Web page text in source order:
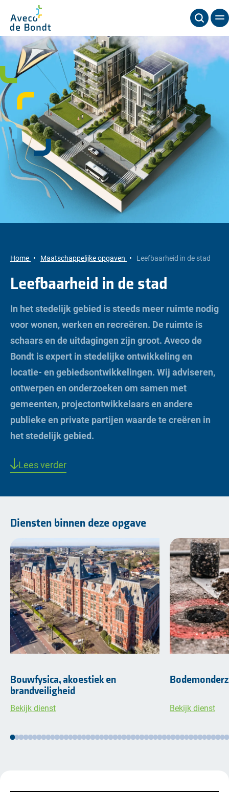
Home Maatschappelijke opgaven Leefbaarheid in de stad
Leefbaarheid in de stad
In het stedelijk gebied is steeds meer ruimte nodig
voor wonen, werken en recreëren. De ruimte is
schaars en de uitdagingen zijn groot. Aveco de
Bondt is expert in stedelijke ontwikkeling en
locatie- en gebiedsontwikkelingen. Wij adviseren,
ontwerpen en onderzoeken om samen met
gemeenten, projectontwikkelaars en andere
publieke en private partijen waarde te creëren in
het stedelijk gebied.
Lees verder
Diensten binnen deze opgave
Bouwfysica, akoestiek en
brandveiligheid
Bekijk dienst Bekijk dienst